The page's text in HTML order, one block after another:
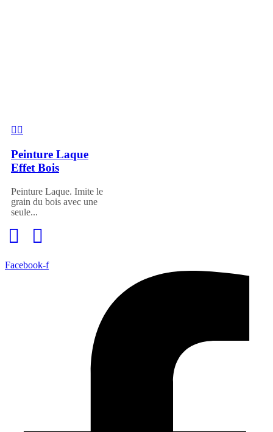
Peinture Laque
Effet Bois
Peinture Laque. Imite le
grain du bois avec une
seule...
Facebook-f